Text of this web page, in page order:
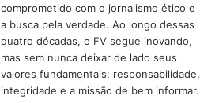
comprometido com o jornalismo ético e
a busca pela verdade. Ao longo dessas
quatro décadas, o FV segue inovando,
mas sem nunca deixar de lado seus
valores fundamentais: responsabilidade,
integridade e a missão de bem informar.​